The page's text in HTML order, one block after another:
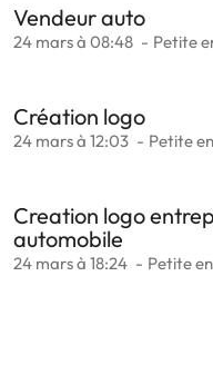
Vendeur auto
24 mars à 08:48 Petite
Création logo
24 mars à 12:03 Petite
Creation logo
automobile
24 mars à 18:24 Petite